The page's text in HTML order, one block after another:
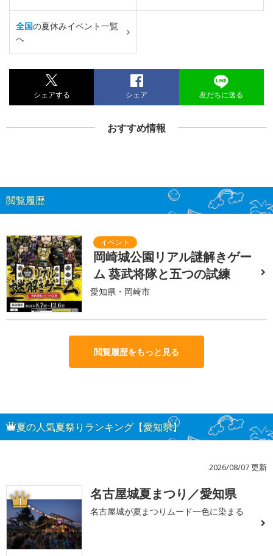
全国の夏休みイベント一覧
へ
シェアする シェア 友だちに送る
おすすめ情報
閲覧履歴
岡崎城公園リアル謎解きゲー
ム 葵武将隊と五つの試練
愛知県・岡崎市
閲覧履歴をもっと見る
夏の人気夏祭りランキング【愛知県】
2026/08/07 更新
1 名古屋城夏まつり／愛知県
名古屋城が夏まつりムード一色に染まる